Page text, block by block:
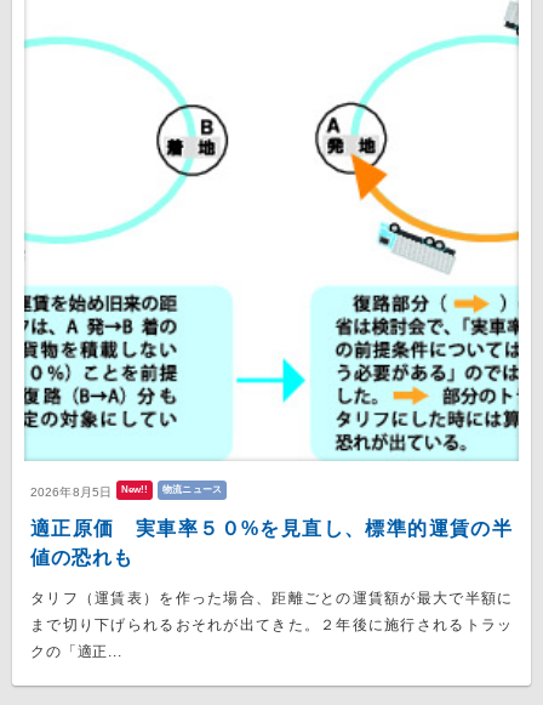
2026年8月5日 New!! 物流ニュース
適正原価 実車率５０%を見直し、標準的運賃の半
値の恐れも
タリフ（運賃表）を作った場合、距離ごとの運賃額が最大で半額に
まで切り下げられるおそれが出てきた。２年後に施行されるトラッ
クの「適正...